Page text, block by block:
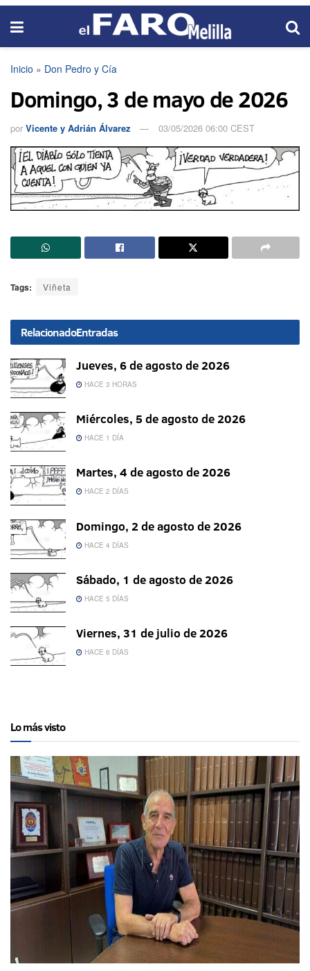
Inicio » Don Pedro y Cía
Domingo, 3 de mayo de 2026
por Vicente y Adrián Álvarez 03/05/2026 06:00 CEST
Tags: Viñeta
RelacionadoEntradas
Jueves, 6 de agosto de 2026
HACE 3 HORAS
Miércoles, 5 de agosto de 2026
HACE 1 DÍA
Martes, 4 de agosto de 2026
HACE 2 DÍAS
Domingo, 2 de agosto de 2026
HACE 4 DÍAS
Sábado, 1 de agosto de 2026
HACE 5 DÍAS
Viernes, 31 de julio de 2026
HACE 6 DÍAS
Lo más visto